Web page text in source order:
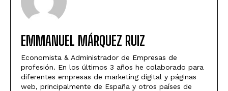
EMMANUEL MÁRQUEZ RUIZ
Economista & Administrador de Empresas de
profesión. En los últimos 3 años he colaborado para
diferentes empresas de marketing digital y páginas
web, principalmente de España y otros países de